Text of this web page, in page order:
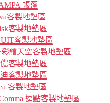
帳篷
客製地墊區
客製地墊區
客製地墊區
繪天空客製地墊區
客製地墊區
客製地墊區
客製地墊區
逗點客製地墊區